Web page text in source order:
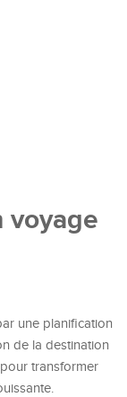
voyage
une planification
de la destination
transformer